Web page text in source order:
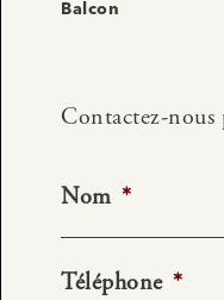
Balcon
Contactez-nous
Nom *
Téléphone *